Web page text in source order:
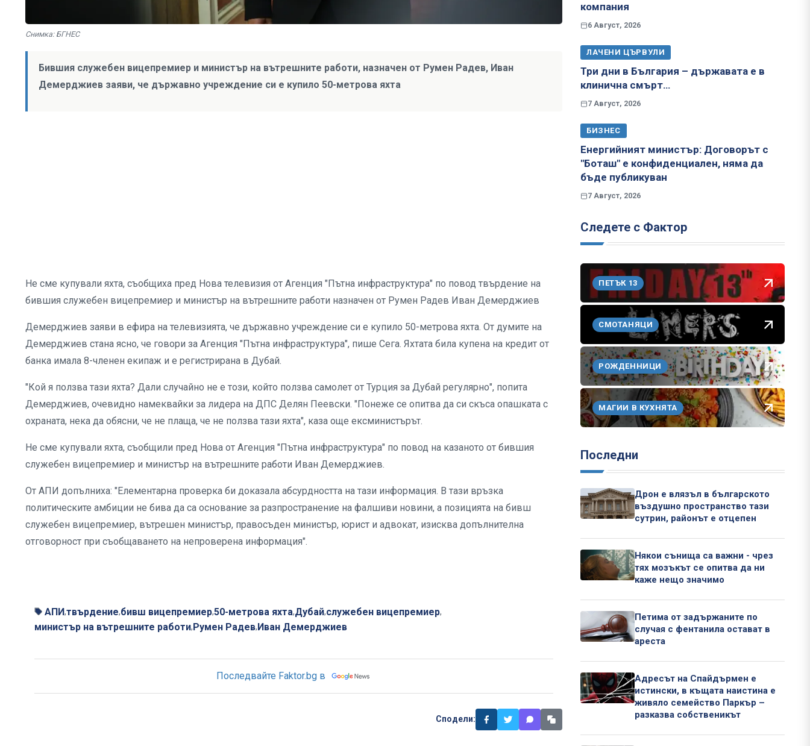
Снимка: БГНЕС
Бившия служебен вицепремиер и министър на вътрешните работи, назначен от Румен Радев, Иван
Демерджиев заяви, че държавно учреждение си е купило 50-метрова яхта
Не сме купували яхта, съобщиха пред Нова телевизия от Агенция "Пътна инфраструктура" по повод твърдение на
бившия служебен вицепремиер и министър на вътрешните работи назначен от Румен Радев Иван Демерджиев
Демерджиев заяви в ефира на телевизията, че държавно учреждение си е купило 50-метрова яхта. От думите на
Демерджиев стана ясно, че говори за Агенция "Пътна инфраструктура", пише Сега. Яхтата била купена на кредит от
банка имала 8-членен екипаж и е регистрирана в Дубай.
"Кой я ползва тази яхта? Дали случайно не е този, който ползва самолет от Турция за Дубай регулярно", попита
Демерджиев, очевидно намеквайки за лидера на ДПС Делян Пеевски. "Понеже се опитва да си скъса опашката с
охраната, нека да обясни, че не плаща, че не ползва тази яхта", каза още ексминистърът.
Не сме купували яхта, съобщили пред Нова от Агенция "Пътна инфраструктура" по повод на казаното от бившия
служебен вицепремиер и министър на вътрешните работи Иван Демерджиев.
От АПИ допълниха: "Елементарна проверка би доказала абсурдността на тази информация. В тази връзка
политическите амбиции не бива да са основание за разпространение на фалшиви новини, а позицията на бивш
служебен вицепремиер, вътрешен министър, правосъден министър, юрист и адвокат, изисква допълнителна
отговорност при съобщаването на непроверена информация".
АПИ,твърдение,бивш вицепремиер,50-метрова яхта,Дубай,служебен вицепремиер,
министър на вътрешните работи,Румен Радев,Иван Демерджиев
Последвайте Faktor.bg в
Сподели:
компания
6 Август, 2026
ЛАЧЕНИ ЦЪРВУЛИ
Три дни в България – държавата е в
клинична смърт…
7 Август, 2026
БИЗНЕС
Енергийният министър: Договорът с
"Боташ" е конфиденциален, няма да
бъде публикуван
7 Август, 2026
Следете с Фактор
ПЕТЪК 13
СМОТАНЯЦИ
РОЖДЕННИЦИ
МАГИИ В КУХНЯТА
Последни
Дрон е влязъл в българското
въздушно пространство тази
сутрин, районът е отцепен
Някои сънища са важни - чрез
тях мозъкът се опитва да ни
каже нещо значимо
Петима от задържаните по
случая с фентанила остават в
ареста
Адресът на Спайдърмен е
истински, в къщата наистина е
живяло семейство Паркър –
разказва собственикът